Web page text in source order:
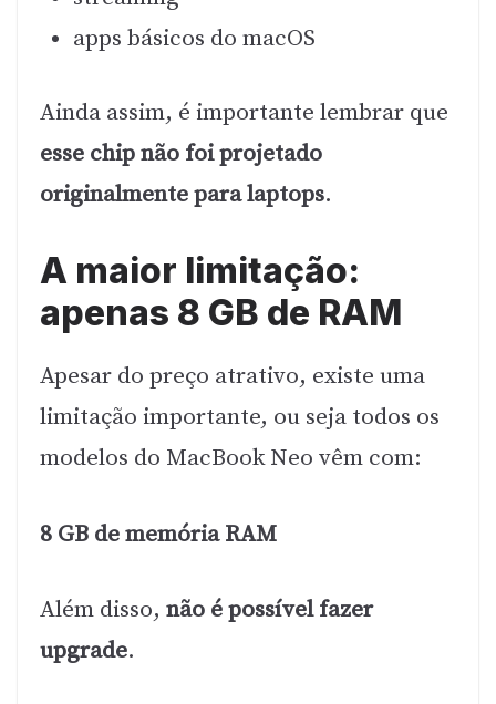
apps básicos do macOS
Ainda assim, é importante lembrar que
esse chip não foi projetado
originalmente para laptops.
A maior limitação:
apenas 8 GB de RAM
Apesar do preço atrativo, existe uma
limitação importante, ou seja todos os
modelos do MacBook Neo vêm com:
8 GB de memória RAM
Além disso, não é possível fazer
upgrade.